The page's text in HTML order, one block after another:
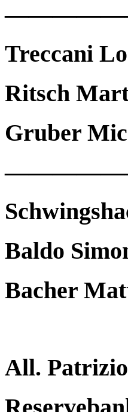
Treccani
Ritsch
Gruber
Baldo
Bacher
All.